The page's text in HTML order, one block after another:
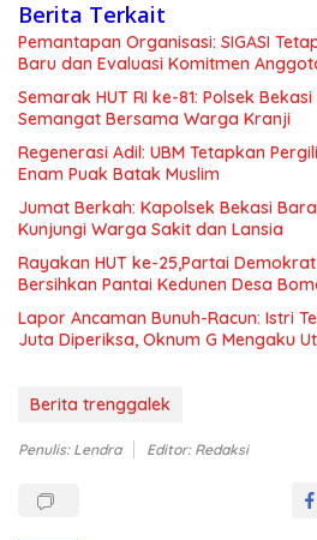
Berita Terkait
Pemantapan Organisasi: SIGASI
Baru dan Evaluasi Komitmen
Semarak HUT RI ke-81: Polsek
Semangat Bersama Warga Kranji
Regenerasi Adil: UBM Tetapkan
Enam Puak Batak Muslim
Jumat Berkah: Kapolsek Bekasi
Kunjungi Warga Sakit dan Lansia
Rayakan HUT ke-25,Partai
Bersihkan Pantai Kedunen Desa
Lapor Ancaman Bunuh-Racun: Istri
Juta Diperiksa, Oknum G Mengaku
Berita trenggalek
Penulis: Lendra Editor: Redaksi